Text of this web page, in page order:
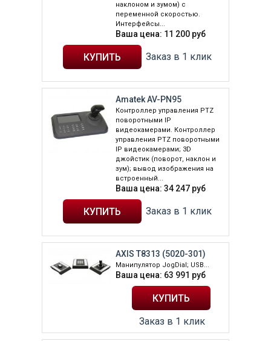
наклоном и зумом) с
переменной скоростью.
Интерфейсы...
Ваша цена: 11 200 руб
Заказ в 1 клик
Amatek AV-PN95
Контроллер управления PTZ
поворотными IP
видеокамерами. Контроллер
управления PTZ поворотными
IP видеокамерами; 3D
джойстик (поворот, наклон и
зум); вывод изображения на
встроенный...
Ваша цена: 34 247 руб
Заказ в 1 клик
AXIS T8313 (5020-301)
Манипулятор JogDial; USB...
Ваша цена: 63 991 руб
Заказ в 1 клик